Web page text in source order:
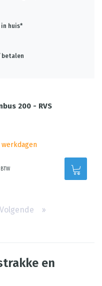
in huis*
200 - RVS
Volgende ››
en